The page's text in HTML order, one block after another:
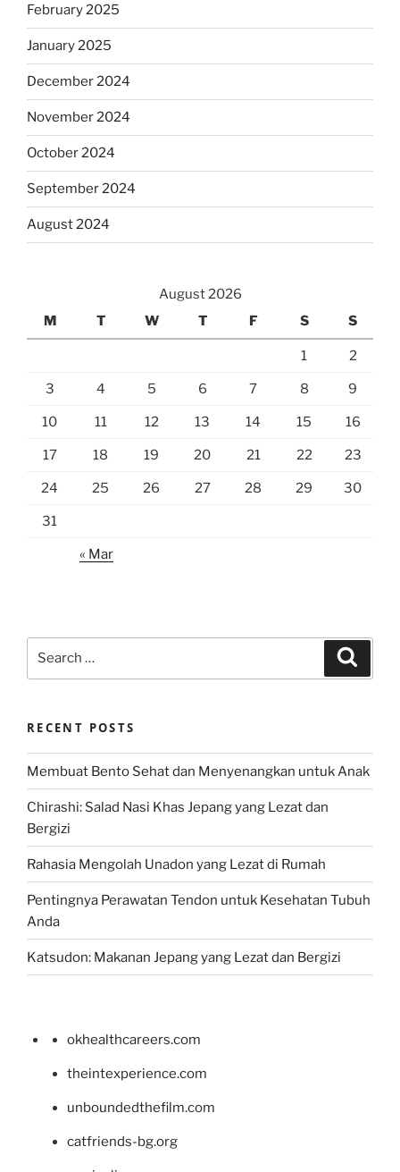
February 2025
January 2025
December 2024
November 2024
October 2024
September 2024
August 2024
August 2026
M
T W T F S S
1 2
3 4 5 6 7 8 9
10 11 12 13 14 15 16
17 18 19 20 21 22 23
24 25 26 27 28 29 30
31
« Mar
RECENT POSTS
Membuat Bento Sehat dan Menyenangkan untuk Anak
Chirashi: Salad Nasi Khas Jepang yang Lezat dan
Bergizi
Rahasia Mengolah Unadon yang Lezat di Rumah
Pentingnya Perawatan Tendon untuk Kesehatan Tubuh
Anda
Katsudon: Makanan Jepang yang Lezat dan Bergizi
okhealthcareers.com
theintexperience.com
unboundedthefilm.com
catfriends-bg.org